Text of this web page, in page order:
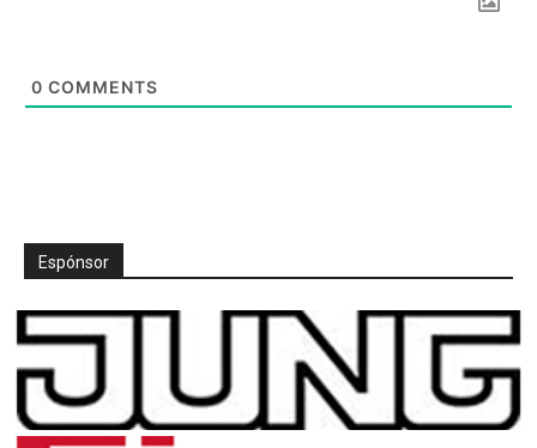
0 COMMENTS
Espónsor